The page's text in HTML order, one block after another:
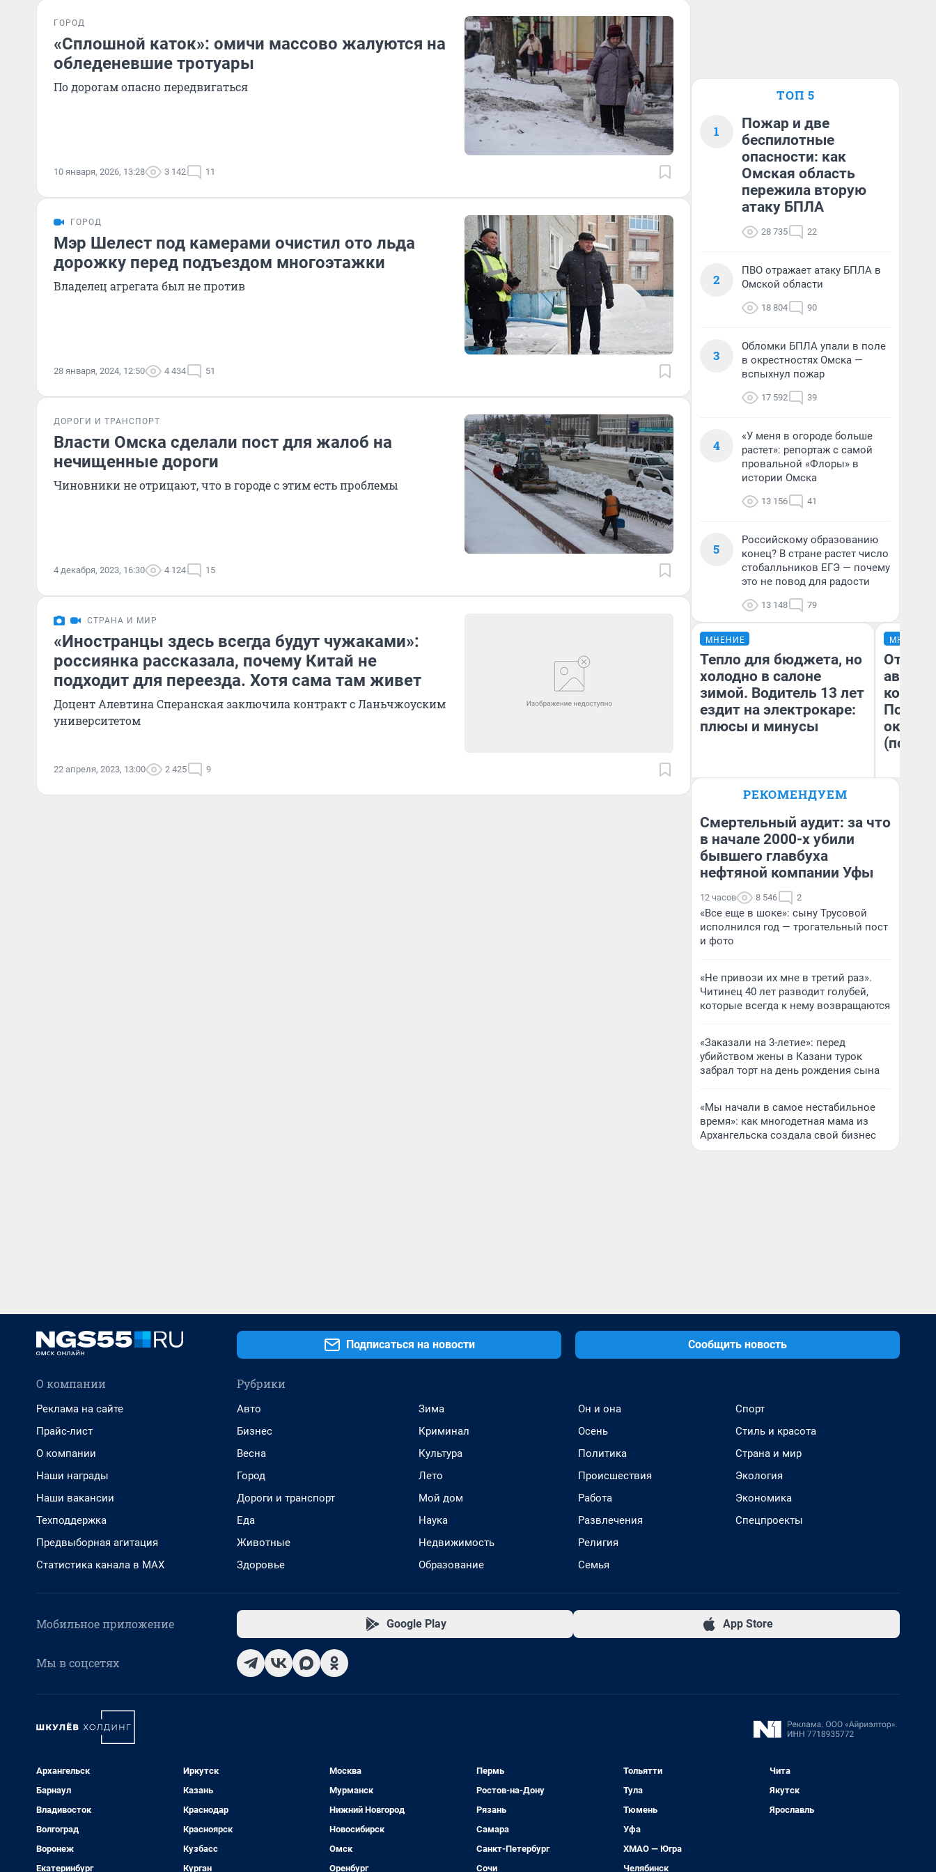
ГОРОД
«Сплошной каток»: омичи массово жалуются на
обледеневшие тротуары
По дорогам опасно передвигаться
10 января, 2026, 13:28 3 142 11
ГОРОД
Мэр Шелест под камерами очистил ото льда
дорожку перед подъездом многоэтажки
Владелец агрегата был не против
28 января, 2024, 12:50 4 434 51
ДОРОГИ И ТРАНСПОРТ
Власти Омска сделали пост для жалоб на
нечищенные дороги
Чиновники не отрицают, что в городе с этим есть проблемы
4 декабря, 2023, 16:30 4 124 15
СТРАНА И МИР
«Иностранцы здесь всегда будут чужаками»:
россиянка рассказала, почему Китай не
подходит для переезда. Хотя сама там живет
Доцент Алевтина Сперанская заключила контракт с Ланьчжоуским
университетом
22 апреля, 2023, 13:00 2 425 9
ТОП 5
1
Пожар и две
беспилотные
опасности: как
Омская область
пережила вторую
атаку БПЛА
28 735 22
2
ПВО отражает атаку БПЛА в
Омской области
18 804 90
3
Обломки БПЛА упали в поле
в окрестностях Омска —
вспыхнул пожар
17 592 39
4
«У меня в огороде больше
растет»: репортаж с самой
провальной «Флоры» в
истории Омска
13 156 41
5
Российскому образованию
конец? В стране растет число
стобалльников ЕГЭ — почему
это не повод для радости
13 148 79
МНЕНИЕ
Тепло для бюджета, но
холодно в салоне
зимой. Водитель 13 лет
ездит на электрокаре:
плюсы и минусы
Денис Дедюхин
МНЕНИЕ
От
(почти
РЕКОМЕНДУЕМ
Смертельный аудит: за что
в начале 2000-х убили
бывшего главбуха
нефтяной компании Уфы
12 часов 8 546 2
«Все еще в шоке»: сыну Трусовой
исполнился год — трогательный пост
и фото
«Не привози их мне в третий раз».
Читинец 40 лет разводит голубей,
которые всегда к нему возвращаются
«Заказали на 3-летие»: перед
убийством жены в Казани турок
забрал торт на день рождения сына
«Мы начали в самое нестабильное
время»: как многодетная мама из
Архангельска создала свой бизнес
Подписаться на новости Сообщить новость
О компании
Реклама на сайте
Прайс-лист
О компании
Наши награды
Наши вакансии
Техподдержка
Предвыборная агитация
Статистика канала в MAX
Рубрики
Авто
Бизнес
Весна
Город
Дороги и транспорт
Еда
Животные
Здоровье
Зима
Криминал
Культура
Лето
Мой дом
Наука
Недвижимость
Образование
Он и она
Осень
Политика
Происшествия
Работа
Развлечения
Религия
Семья
Спорт
Стиль и красота
Страна и мир
Экология
Экономика
Спецпроекты
Мобильное приложение Google Play App Store
Мы в соцсетях
Архангельск
Барнаул
Владивосток
Волгоград
Воронеж
Екатеринбург
Иркутск
Казань
Краснодар
Красноярск
Кузбасс
Курган
Москва
Мурманск
Нижний Новгород
Новосибирск
Омск
Оренбург
Пермь
Ростов-на-Дону
Рязань
Самара
Санкт-Петербург
Сочи
Тольятти
Тула
Тюмень
Уфа
ХМАО — Югра
Челябинск
Чита
Якутск
Ярославль